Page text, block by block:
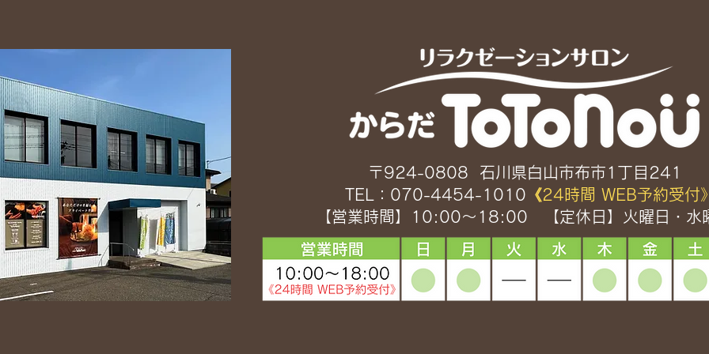
〒924-0808 石川県白山市布市1丁目241
TEL： 070-4454-1010 《24時間 WEB予約受付
【営業時間】10:00〜18:00 【定休日】火曜日・水